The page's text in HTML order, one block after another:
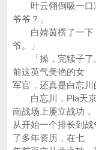
叶云翎倒吸一口
爷爷？」
白婧茵楞了一下
爷。」
「操，完犊子了
前这英气美艳的女
军官，还真是白忘
白忘川，Pla天京
南战场上屡立战功，
从开始一个排长到
了多年资历，在七